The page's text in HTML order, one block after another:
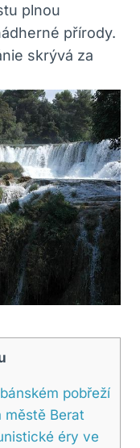
plnou
přírody.
skrývá za
pobřeží
městě Berat
éry ve